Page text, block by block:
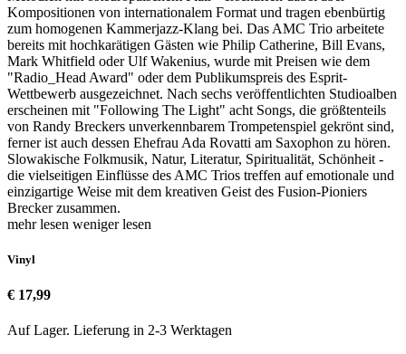
Kompositionen von internationalem Format und tragen ebenbürtig
zum homogenen Kammerjazz-Klang bei. Das AMC Trio arbeitete
bereits mit hochkarätigen Gästen wie Philip Catherine, Bill Evans,
Mark Whitfield oder Ulf Wakenius, wurde mit Preisen wie dem
"Radio_Head Award" oder dem Publikumspreis des Esprit-
Wettbewerb ausgezeichnet. Nach sechs veröffentlichten Studioalben
erscheinen mit "Following The Light" acht Songs, die größtenteils
von Randy Breckers unverkennbarem Trompetenspiel gekrönt sind,
ferner ist auch dessen Ehefrau Ada Rovatti am Saxophon zu hören.
Slowakische Folkmusik, Natur, Literatur, Spiritualität, Schönheit -
die vielseitigen Einflüsse des AMC Trios treffen auf emotionale und
einzigartige Weise mit dem kreativen Geist des Fusion-Pioniers
Brecker zusammen.
mehr lesen weniger lesen
Vinyl
€ 17,99
Auf Lager. Lieferung in 2-3 Werktagen